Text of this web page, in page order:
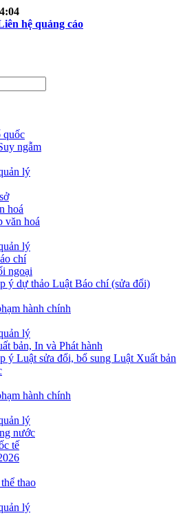
hệ quảng cáo
quốc
ngẫm
lý
hoá
văn hoá
lý
chí
ngoại
ý dự thảo Luật Báo chí (sửa đổi)
hành chính
lý
bản, In và Phát hành
ý Luật sửa đổi, bổ sung Luật Xuất bản
hành chính
lý
nước
tế
thao
lý